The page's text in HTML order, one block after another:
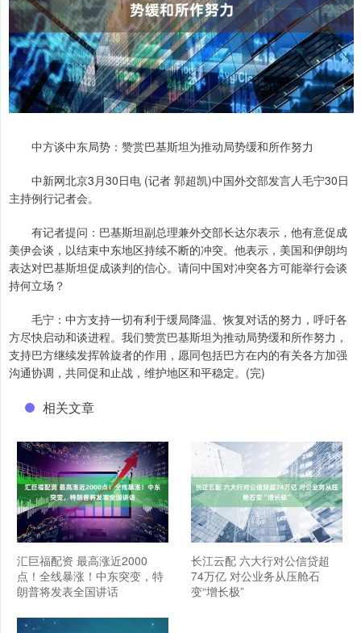
中方谈中东局势：赞赏巴基斯坦为推动局势缓和所作努力
中新网北京3月30日电 (记者 郭超凯)中国外交部发言人毛宁30日
主持例行记者会。
有记者提问：巴基斯坦副总理兼外交部长达尔表示，他有意促成
美伊会谈，以结束中东地区持续不断的冲突。他表示，美国和伊朗均
表达对巴基斯坦促成谈判的信心。请问中国对冲突各方可能举行会谈
持何立场？
毛宁：中方支持一切有利于缓局降温、恢复对话的努力，呼吁各
方尽快启动和谈进程。我们赞赏巴基斯坦为推动局势缓和所作努力，
支持巴方继续发挥斡旋者的作用，愿同包括巴方在内的有关各方加强
沟通协调，共同促和止战，维护地区和平稳定。(完)
相关文章
汇巨福配资 最高涨近2000
点！全线暴涨！中东突变，特
朗普将发表全国讲话
长江云配 六大行对公信贷超
74万亿 对公业务从压舱石
变“增长极”